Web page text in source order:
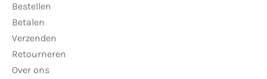
Bestellen
Betalen
Verzenden
Retourneren
Over ons